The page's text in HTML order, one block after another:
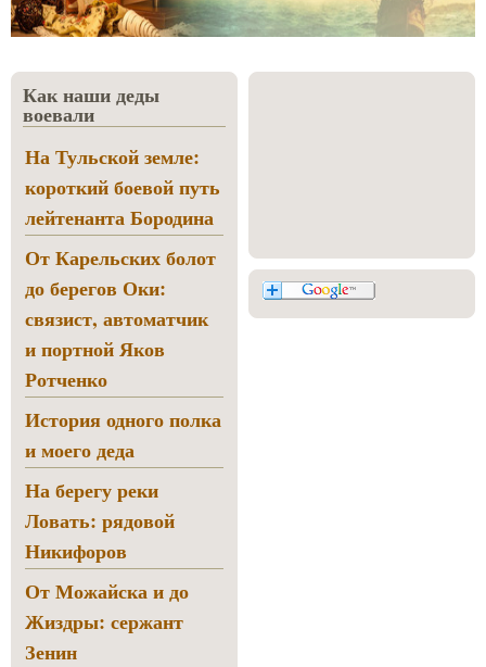
Как наши деды
воевали
На Тульской земле:
короткий боевой путь
лейтенанта Бородина
От Карельских болот
до берегов Оки:
связист, автоматчик
и портной Яков
Ротченко
История одного полка
и моего деда
На берегу реки
Ловать: рядовой
Никифоров
От Можайска и до
Жиздры: сержант
Зенин